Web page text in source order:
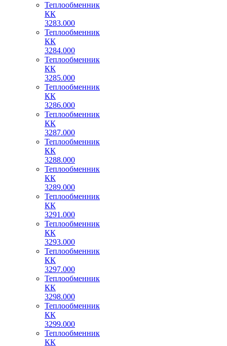
Теплообменник
КК
3283.000
Теплообменник
КК
3284.000
Теплообменник
КК
3285.000
Теплообменник
КК
3286.000
Теплообменник
КК
3287.000
Теплообменник
КК
3288.000
Теплообменник
КК
3289.000
Теплообменник
КК
3291.000
Теплообменник
КК
3293.000
Теплообменник
КК
3297.000
Теплообменник
КК
3298.000
Теплообменник
КК
3299.000
Теплообменник
КК